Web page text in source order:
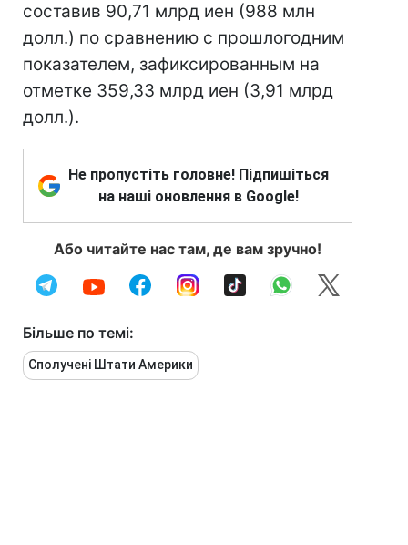
составив 90,71 млрд иен (988 млн
долл.) по сравнению с прошлогодним
показателем, зафиксированным на
отметке 359,33 млрд иен (3,91 млрд
долл.).
Не пропустіть головне! Підпишіться
на наші оновлення в Google!
Або читайте нас там, де вам зручно!
Більше по темі:
Сполучені Штати Америки